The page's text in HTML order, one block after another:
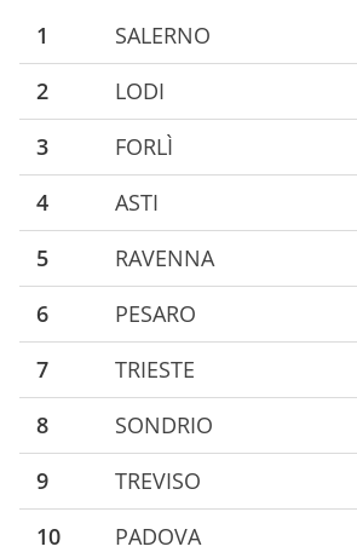
1 SALERNO
2
LODI
3
FORLÌ
4
ASTI
5
RAVENNA
6
PESARO
7
TRIESTE
8
SONDRIO
9
TREVISO
10
PADOVA